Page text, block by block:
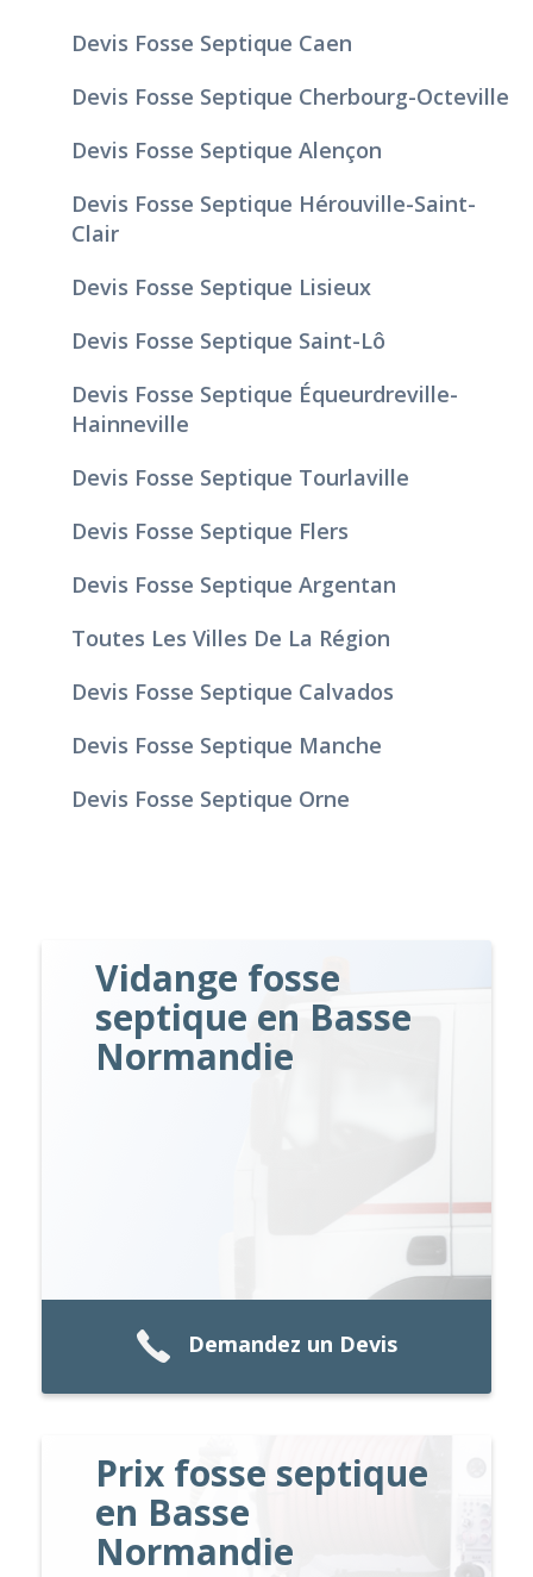
Devis Fosse Septique Caen
Devis Fosse Septique Cherbourg-Octeville
Devis Fosse Septique Alençon
Devis Fosse Septique Hérouville-Saint-
Clair
Devis Fosse Septique Lisieux
Devis Fosse Septique Saint-Lô
Devis Fosse Septique Équeurdreville-
Hainneville
Devis Fosse Septique Tourlaville
Devis Fosse Septique Flers
Devis Fosse Septique Argentan
Toutes Les Villes De La Région
Devis Fosse Septique Calvados
Devis Fosse Septique Manche
Devis Fosse Septique Orne
Vidange fosse
septique en Basse
Normandie
Demandez un Devis
Prix fosse septique
en Basse
Normandie